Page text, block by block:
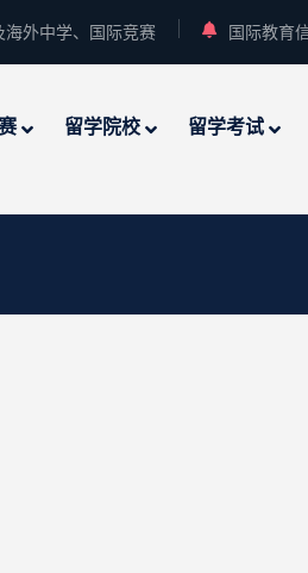
海外中学、国际竞赛 国际教育
留学院校 留学考试